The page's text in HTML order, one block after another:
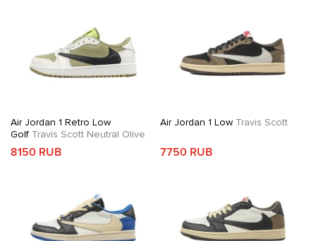
Air Jordan 1 Retro Low
Golf Travis Scott Neutral Olive
8150 RUB
Air Jordan 1 LowTravis Scott
7750 RUB